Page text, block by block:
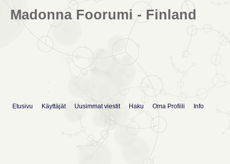
Madonna Foorumi - Finland
Etusivu Käyttäjät Uusimmat viestit Haku Oma Profiili Info